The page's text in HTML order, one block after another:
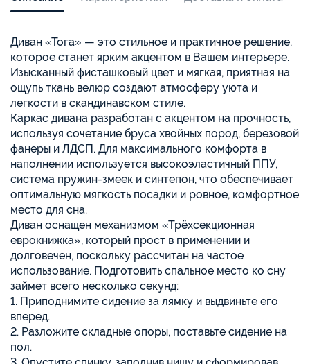
Диван «Тога» — это стильное и практичное решение,
которое станет ярким акцентом в Вашем интерьере.
Изысканный фисташковый цвет и мягкая, приятная на
ощупь ткань велюр создают атмосферу уюта и
легкости в скандинавском стиле.
Каркас дивана разработан с акцентом на прочность,
используя сочетание бруса хвойных пород, березовой
фанеры и ЛДСП. Для максимального комфорта в
наполнении используется высокоэластичный ППУ,
система пружин-змеек и синтепон, что обеспечивает
оптимальную мягкость посадки и ровное, комфортное
место для сна.
Диван оснащен механизмом «Трёхсекционная
еврокнижка», который прост в применении и
долговечен, поскольку рассчитан на частое
использование. Подготовить спальное место ко сну
займет всего несколько секунд:
1. Приподнимите сидение за лямку и выдвиньте его
вперед.
2. Разложите складные опоры, поставьте сидение на
пол.